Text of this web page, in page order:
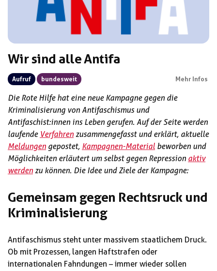
Wir sind alle Antifa
Aufruf bundesweit Mehr Infos
Die Rote Hilfe hat eine neue Kampagne gegen die
Kriminalisierung von Antifaschismus und
Antifaschist:innen ins Leben gerufen. Auf der Seite werden
laufende Verfahren zusammengefasst und erklärt, aktuelle
Meldungen gepostet, Kampagnen-Material beworben und
Möglichkeiten erläutert um selbst gegen Repression aktiv
werden zu können. Die Idee und Ziele der Kampagne:
Gemeinsam gegen Rechtsruck und
Kriminali­sierung
Antifaschismus steht unter massivem staatlichem Druck.
Ob mit Prozessen, langen Haftstrafen oder
internationalen Fahndungen – immer wieder sollen